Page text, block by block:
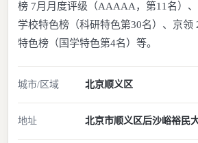
榜 7月月度评级（AAAAA，第11名）
学校特色榜（科研特色第30名）、京领
特色榜（国学特色第4名）等。
城市/区域 北京顺义区
地址 北京市顺义区后沙峪裕民